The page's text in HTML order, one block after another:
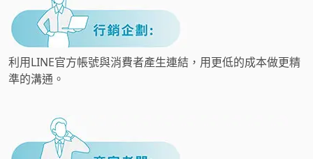
利用LINE官方帳號與消費者產生連結，用更低的成本做更精
準的溝通。